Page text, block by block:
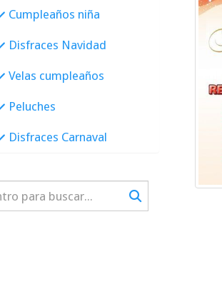
Cumpleaños niña
Disfraces Navidad
Velas cumpleaños
Peluches
Disfraces Carnaval